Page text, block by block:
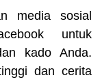
media sosial
untuk
kado Anda.
dan cerita